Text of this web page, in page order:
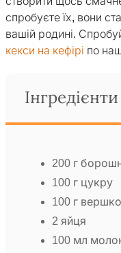
спробуєте їх, вони
вашій родині.
кекси на кефірі по
Інгредієнти
200 г
100 г цукру
100 г
2 яйця
100 мл